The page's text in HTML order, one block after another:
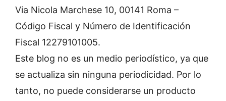
Via Nicola Marchese 10, 00141 Roma –
Código Fiscal y Número de Identificación
Fiscal 12279101005.
Este blog no es un medio periodístico, ya que
se actualiza sin ninguna periodicidad. Por lo
tanto, no puede considerarse un producto